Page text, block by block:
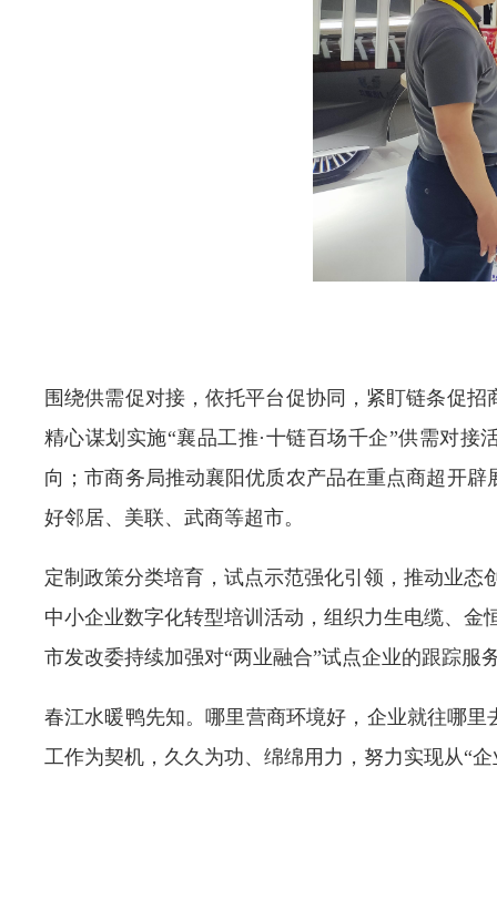
围绕供需促对接，依托平台促协同，紧盯链条促
精心谋划实施“襄品工推·十链百场千企”供需对
向；市商务局推动襄阳优质农产品在重点商超开
好邻居、美联、武商等超市。
定制政策分类培育，试点示范强化引领，推动业
中小企业数字化转型培训活动，组织力生电缆、金
市发改委持续加强对“两业融合”试点企业的跟踪服
春江水暖鸭先知。哪里营商环境好，企业就往哪
工作为契机，久久为功、绵绵用力，努力实现从“